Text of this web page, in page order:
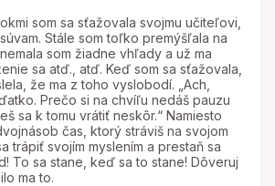
som sa sťažovala svojmu učiteľovi,
Stále som toľko premýšľala na
som žiadne vhľady a už ma
sa atď., atď. Keď som sa sťažovala,
že ma z toho vyslobodí. „Ach,
Prečo si na chvíľu nedáš pauzu
sa k tomu vrátiť neskôr.“ Namiesto
čas, ktorý stráviš na svojom
trápiť svojím myslením a prestaň sa
To sa stane, keď sa to stane! Dôveruj
ma to.